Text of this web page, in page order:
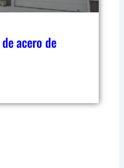
acero de